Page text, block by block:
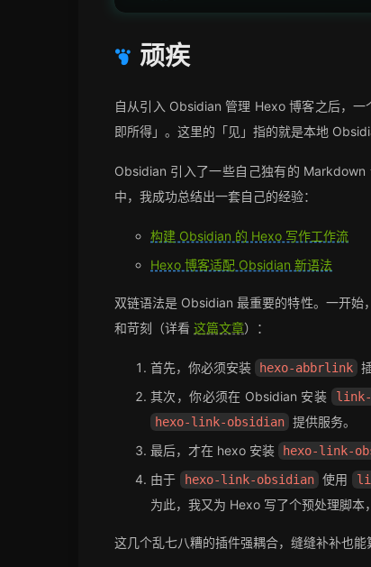
顽疾
自从引入 Obsidian 管理 Hexo 博客之后，
即所得」。这里的「见」指的就是本地
Obsidian 引入了一些自己独有的
中，我成功总结出一套自己的经验：
构建 Obsidian 的 Hexo 写作工作流
Hexo 博客适配 Obsidian 新语法
双链语法是 Obsidian 最重要的特性。一开始
和苛刻（详看 这篇文章）：
首先，你必须安装 hexo-abbrlink
其次，你必须在 Obsidian 安装
hexo-link-obsidian 提供服务。
最后，才在 hexo 安装
hexo-link-
由于
hexo-link-obsidian 使用
为此，我又为 Hexo 写了个预处理脚本
这几个乱七八糟的插件强耦合，缝缝补补也能